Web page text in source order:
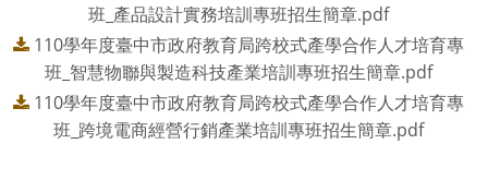
班_產品設計實務培訓專班招生簡章.pdf
110學年度臺中市政府教育局跨校式產學合作人才培育專
班_智慧物聯與製造科技產業培訓專班招生簡章.pdf
110學年度臺中市政府教育局跨校式產學合作人才培育專
班_跨境電商經營行銷產業培訓專班招生簡章.pdf